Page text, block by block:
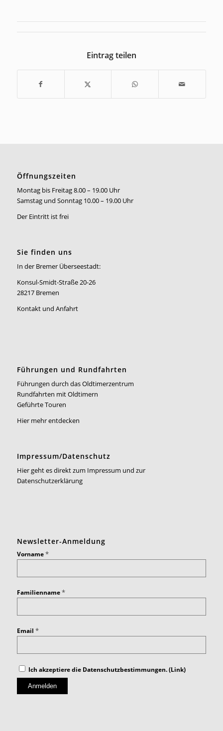
Eintrag teilen
Öffnungszeiten
Montag bis Freitag 8.00 – 19.00 Uhr
Samstag und Sonntag 10.00 – 19.00 Uhr
Der Eintritt ist frei
Sie finden uns
In der Bremer Überseestadt:
Konsul-Smidt-Straße 20-26
28217 Bremen
Kontakt und Anfahrt
Führungen und Rundfahrten
Führungen durch das Oldtimerzentrum
Rundfahrten mit Oldtimern
Geführte Touren
Hier mehr entdecken
Impressum/Datenschutz
Hier geht es direkt zum Impressum und zur
Datenschutzerklärung
Newsletter-Anmeldung
Vorname*
Familienname*
Email *
Ich akzeptiere die Datenschutzbestimmungen. (Link)